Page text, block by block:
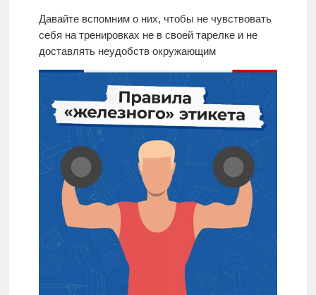
Давайте вспомним о них, чтобы не чувствовать
себя на тренировках не в своей тарелке и не
доставлять неудобств окружающим